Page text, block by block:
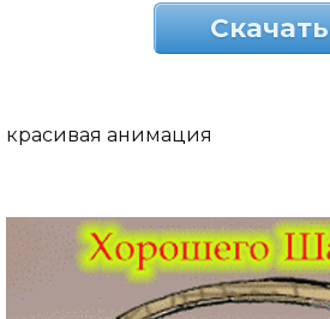
Скачать
красивая анимация